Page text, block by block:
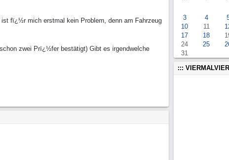
ist fï¿½r mich erstmal kein Problem, denn am Fahrzeug
zwei Prï¿½fer bestätigt) Gibt es irgendwelche
3 4
10
11
17
18
24
25
31
:::